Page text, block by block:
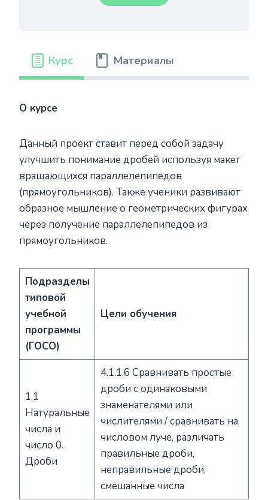
Курс Материалы
О курсе
Данный проект ставит перед собой задачу
улучшить понимание дробей используя макет
вращающихся параллелепипедов
(прямоугольников). Также ученики развивают
образное мышление о геометрических фигурах
через получение параллелепипедов из
прямоугольников.
Подразделы
типовой
учебной
программы
(ГОСО)
Цели обучения
1.1
Натуральные
числа и
число 0.
Дроби
4.1.1.6 Сравнивать простые
дроби с одинаковыми
знаменателями или
числителями / сравнивать на
числовом луче, различать
правильные дроби,
неправильные дроби,
смешанные числа